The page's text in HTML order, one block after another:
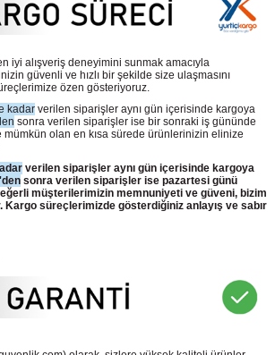
iyi alışveriş deneyimini sunmak amacıyla
güvenli ve hızlı bir şekilde size ulaşmasını
özen gösteriyoruz.
kadar verilen siparişler aynı gün içerisinde kargoya
sonra verilen siparişler ise bir sonraki iş gününde
olan en kısa sürede ürünlerinizin elinize
verilen siparişler aynı gün içerisinde kargoya
sonra verilen siparişler ise pazartesi günü
müşterilerimizin memnuniyeti ve güveni, bizim
süreçlerimizde gösterdiğiniz anlayış ve sabır